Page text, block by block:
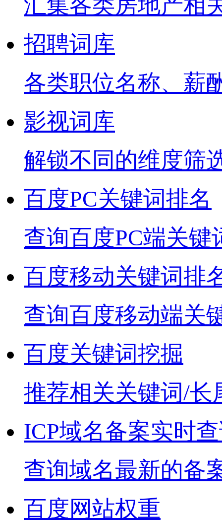
招聘词库
各类职位名称、薪
影视词库
解锁不同的维度筛
百度PC关键词排名
查询百度PC端关键
百度移动关键词排
查询百度移动端关
百度关键词挖掘
推荐相关关键词/长
ICP域名备案实时
查询域名最新的备
百度网站权重